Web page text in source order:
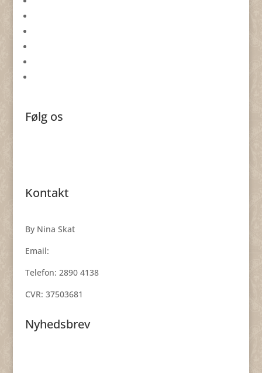
Følg os
Kontakt
By Nina Skat
Email:
Telefon: 2890 4138
CVR: 37503681
Nyhedsbrev